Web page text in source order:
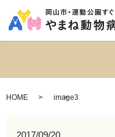
HOME image3
2017/09/20